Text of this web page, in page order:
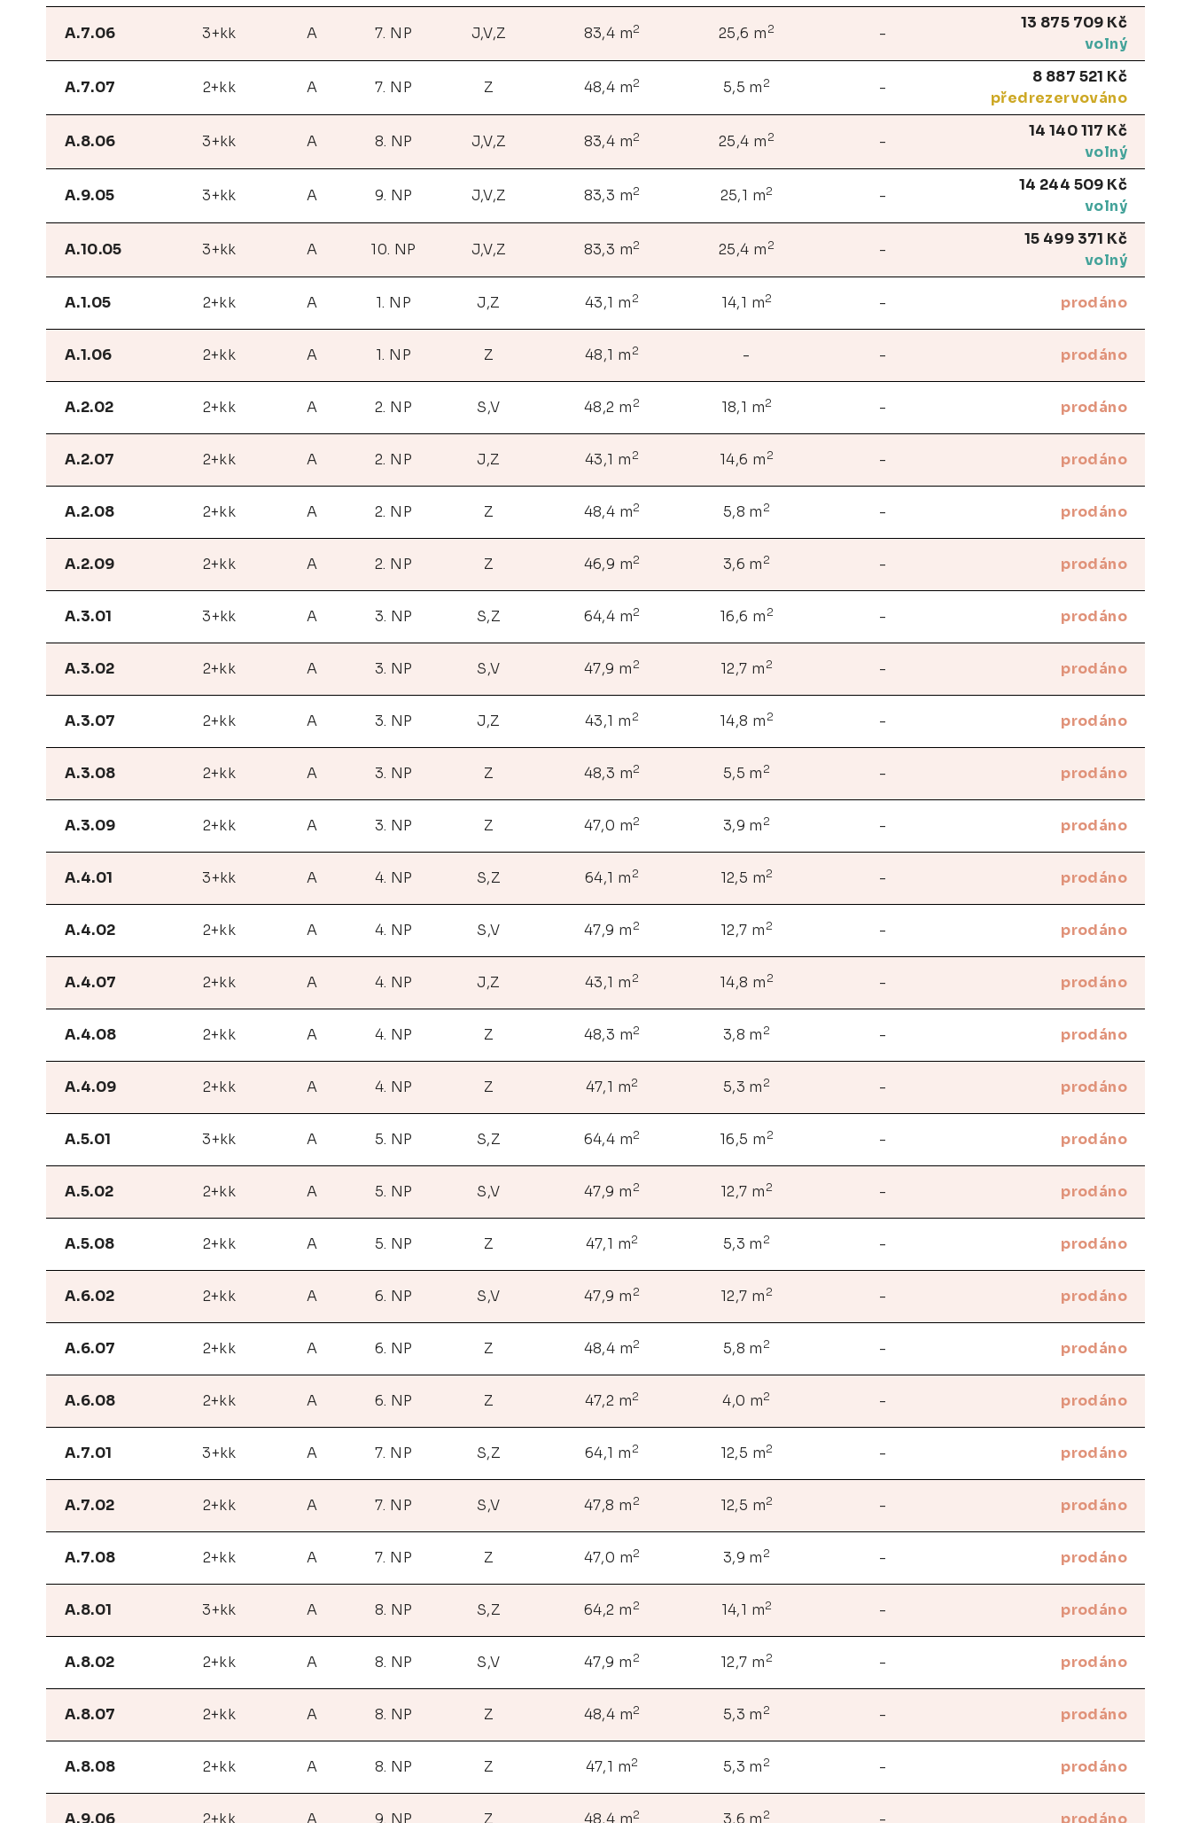
A.7.06 3+kk A 7. NP J,V,Z 83,4 m2 25,6 m 2 -
13 875 709 Kč
volný
A.7.07 2+kk A 7. NP Z 48,4 m2 5,5 m 2 -
8 887 521 Kč
předrezervováno
A.8.06 3+kk A 8. NP J,V,Z 83,4 m2 25,4 m 2 -
14 140 117 Kč
volný
A.9.05 3+kk A 9. NP J,V,Z 83,3 m2 25,1 m2 -
14 244 509 Kč
volný
A.10.05 3+kk A 10. NP J,V,Z 83,3 m2 25,4 m 2 -
15 499 371 Kč
volný
A.1.05 2+kk A 1. NP J,Z 43,1 m 2 14,1 m2 - prodáno
A.1.06 2+kk A 1. NP Z 48,1 m 2 - - prodáno
A.2.02 2+kk A 2. NP S,V 48,2 m 2 18,1 m2 - prodáno
A.2.07 2+kk A 2. NP J,Z 43,1 m 2 14,6 m 2 - prodáno
A.2.08 2+kk A 2. NP Z 48,4 m2 5,8 m 2 - prodáno
A.2.09 2+kk A 2. NP Z 46,9 m2 3,6 m 2 - prodáno
A.3.01 3+kk A 3. NP S,Z 64,4 m2 16,6 m 2 - prodáno
A.3.02 2+kk A 3. NP S,V 47,9 m 2 12,7 m 2 - prodáno
A.3.07 2+kk A 3. NP J,Z 43,1 m 2 14,8 m 2 - prodáno
A.3.08 2+kk A 3. NP Z 48,3 m2 5,5 m 2 - prodáno
A.3.09 2+kk A 3. NP Z 47,0 m2 3,9 m 2 - prodáno
A.4.01 3+kk A 4. NP S,Z 64,1 m 2 12,5 m2 - prodáno
A.4.02 2+kk A 4. NP S,V 47,9 m 2 12,7 m 2 - prodáno
A.4.07 2+kk A 4. NP J,Z 43,1 m 2 14,8 m 2 - prodáno
A.4.08 2+kk A 4. NP Z 48,3 m2 3,8 m 2 - prodáno
A.4.09 2+kk A 4. NP Z 47,1 m2 5,3 m 2 - prodáno
A.5.01 3+kk A 5. NP S,Z 64,4 m2 16,5 m 2 - prodáno
A.5.02 2+kk A 5. NP S,V 47,9 m 2 12,7 m 2 - prodáno
A.5.08 2+kk A 5. NP Z 47,1 m2 5,3 m 2 - prodáno
A.6.02 2+kk A 6. NP S,V 47,9 m 2 12,7 m 2 - prodáno
A.6.07 2+kk A 6. NP Z 48,4 m2 5,8 m 2 - prodáno
A.6.08 2+kk A 6. NP Z 47,2 m2 4,0 m2 - prodáno
A.7.01 3+kk A 7. NP S,Z 64,1 m 2 12,5 m2 - prodáno
A.7.02 2+kk A 7. NP S,V 47,8 m 2 12,5 m2 - prodáno
A.7.08 2+kk A 7. NP Z 47,0 m2 3,9 m 2 - prodáno
A.8.01 3+kk A 8. NP S,Z 64,2 m 2 14,1 m2 - prodáno
A.8.02 2+kk A 8. NP S,V 47,9 m 2 12,7 m 2 - prodáno
A.8.07 2+kk A 8. NP Z 48,4 m2 5,3 m 2 - prodáno
A.8.08 2+kk A 8. NP Z 47,1 m2 5,3 m 2 - prodáno
A.9.06 2+kk A 9. NP Z 48,4 m2 3,6 m 2 - prodáno